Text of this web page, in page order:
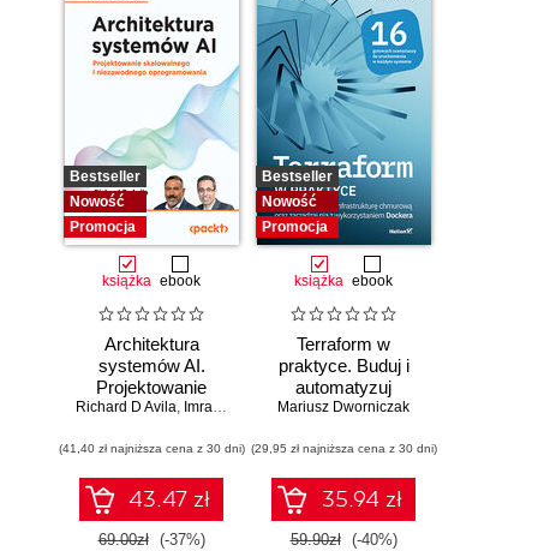
Bestseller
Nowość
Promocja
książka ebook
Architektura
systemów AI.
Projektowanie
skalowalnego i
oprogramowania
Richard D Avila, Imran Ahmad
(41,40 zł najniższa cena z 30 dni)
43.47 zł
69.00zł (-37%)
Bestseller
Nowość
Promocja
książka ebook
Terraform w
praktyce. Buduj i
automatyzuj
infrastrukturę
zarządzaj nią z
wykorzystaniem
Dockera
Mariusz Dworniczak
(29,95 zł najniższa cena z 30 dni)
35.94 zł
59.90zł (-40%)